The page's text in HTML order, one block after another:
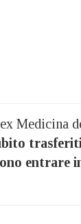
Medicina
entrare